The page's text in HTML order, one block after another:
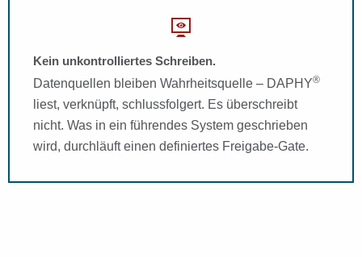
Kein unkontrolliertes Schreiben.
Datenquellen bleiben Wahrheitsquelle – DAPHY®
liest, verknüpft, schlussfolgert. Es überschreibt
nicht. Was in ein führendes System geschrieben
wird, durchläuft einen definiertes Freigabe-Gate.